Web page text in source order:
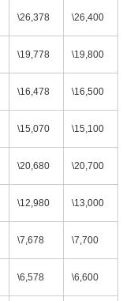
\26,378 \26,400
\19,778 \19,800
\16,478 \16,500
\15,070 \15,100
\20,680 \20,700
\12,980 \13,000
\7,678 \7,700
\6,578 \6,600